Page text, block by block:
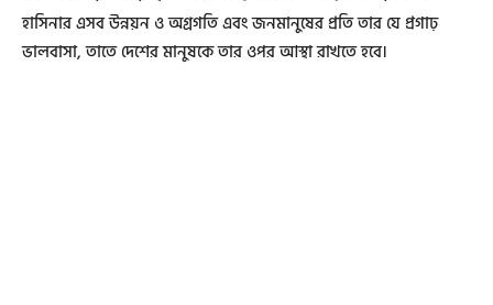
হাসিনার এসব উন্নয়ন ও অগ্রগতি এবং জনমানুষের প্রতি তার যে প্রগাঢ়
ভালবাসা, তাতে দেশের মানুষকে তার ওপর আস্থা রাখতে হবে।